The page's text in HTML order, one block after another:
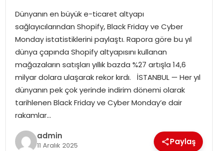
SPOR
EKONOMI
MAGAZIN
TEKNOLOJI
Dünyanın en büyük e-ticaret altyapı
sağlayıcılarından Shopify, Black Friday ve Cyber
Monday istatistiklerini paylaştı. Rapora göre bu yıl
dünya çapında Shopify altyapısını kullanan
mağazaların satışları yıllık bazda %27 artışla 14,6
milyar dolara ulaşarak rekor kırdı. İSTANBUL — Her yıl
dünyanın pek çok yerinde indirim dönemi olarak
tarihlenen Black Friday ve Cyber Monday’e dair
rakamlar…
admin
11 Aralık 2025 Paylaş